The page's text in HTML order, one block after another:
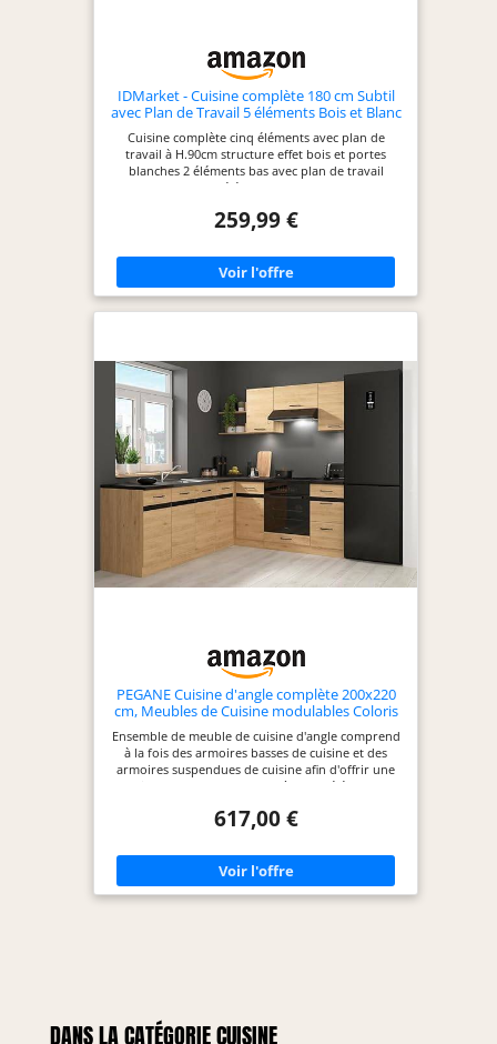
IDMarket - Cuisine complète 180 cm Subtil
avec Plan de Travail 5 éléments Bois et Blanc
Cuisine complète cinq éléments avec plan de
travail à H.90cm structure effet bois et portes
blanches 2 éléments bas avec plan de travail
recoupable et 3 éléments hauts de 32 cm de
blanches avec poignée de 11 cm, cuisine ultra
PB 15 mm - Plan de travail de 2.5 cm d'épaisseur 2
éléments bas de 48 cm de profondeur + 3
éléments hauts de 32 cm de profondeur + plan de
travail
259,99 €
PEGANE Cuisine d'angle complète 200x220
cm, Meubles de Cuisine modulables Coloris
Chêne Bernstein, Plan de Travail Non Inclus
Ensemble de meuble de cuisine d'angle comprend
à la fois des armoires basses de cuisine et des
armoires suspendues de cuisine afin d'offrir une
solution de rangement complète. Les éléments de
créer des cuisines sur mesure et de l'adapter
besoins et la configuration de votre pièce.
Dimension des meubles bas : Profondeur 47 x
Hauteur 85,7 cm Dimension des meubles hauts :
Profondeur 30,5 x Hauteur 57,5 cm Couleur :
617,00 €
DANS LA CATÉGORIE CUISINE